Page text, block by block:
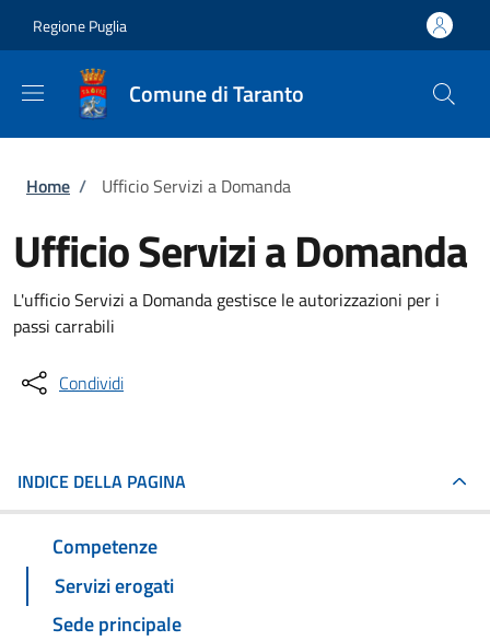
Regione Puglia
Comune di Taranto
Briciole di pane
Home / Ufficio Servizi a Domanda
Ufficio Servizi a Domanda
L'ufficio Servizi a Domanda gestisce le autorizzazioni per i
passi carrabili
Condividi
INDICE DELLA PAGINA
Competenze
Servizi erogati
Sede principale